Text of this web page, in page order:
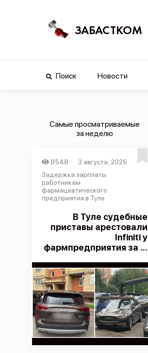
ЗАБАСТКОМ
Поиск Новости
Самые просматриваемые
за неделю
8548
3 августа, 2026
Задержка зарплаты
работникам
фармацевтического
предприятия в Туле
В Туле судебные
приставы арестовали
Infiniti у
фармпредприятия за ...